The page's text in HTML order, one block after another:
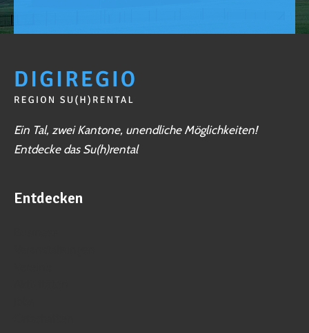
Ein Tal, zwei Kantone, unendliche Möglichkeiten!
Entdecke das Su(h)rental
Entdecken